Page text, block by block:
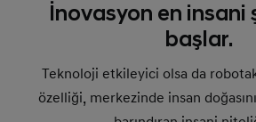
İnovasyon en insani
başlar.
Teknoloji etkileyici olsa da
özelliği, merkezinde insan